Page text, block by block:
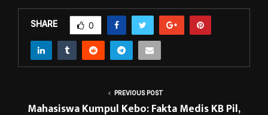
SHARE 0
PREVIOUS POST
Mahasiswa Kumpul Kebo: Fakta Medis KB Pil,